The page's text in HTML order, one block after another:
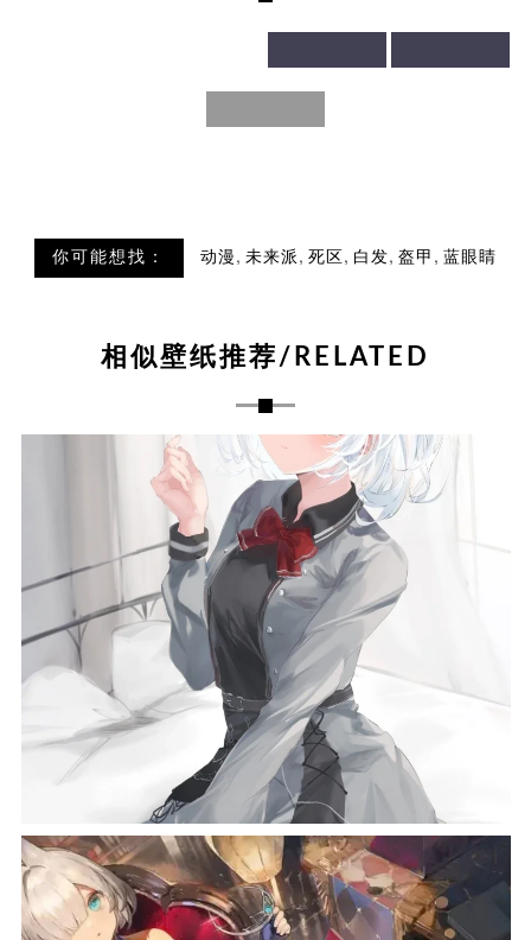
你可能想找： 动漫 , 未来派 , 死区 , 白发, 盔甲 , 蓝眼睛
相似壁纸推荐/RELATED